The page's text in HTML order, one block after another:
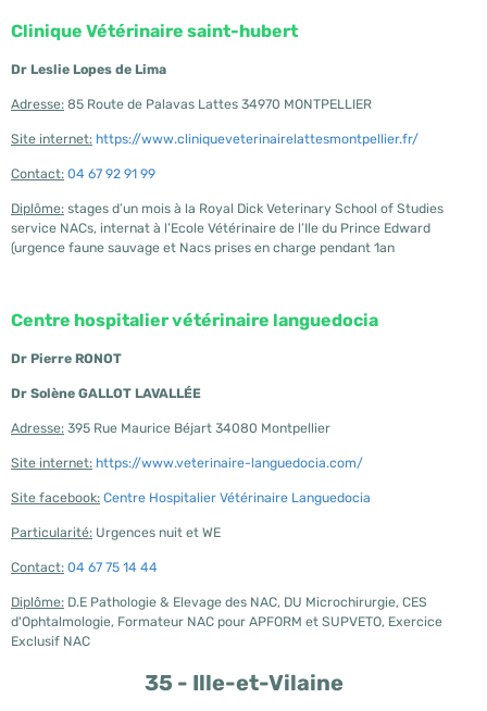
Clinique Vétérinaire saint-hubert
Dr Leslie Lopes de Lima
Adresse: 85 Route de Palavas Lattes 34970 MONTPELLIER
Site internet: https://www.cliniqueveterinairelattesmontpellier.fr/
Contact: 04 67 92 91 99
Diplôme: stages d’un mois à la Royal Dick Veterinary School of Studies
service NACs, internat à l’Ecole Vétérinaire de l’Ile du Prince Edward
(urgence faune sauvage et Nacs prises en charge pendant 1an
Centre hospitalier vétérinaire languedocia
Dr Pierre RONOT
Dr Solène GALLOT LAVALLÉE
Adresse: 395 Rue Maurice Béjart 34080 Montpellier
Site internet: https://www.veterinaire-languedocia.com/
Site facebook: Centre Hospitalier Vétérinaire Languedocia
Particularité: Urgences nuit et WE
Contact: 04 67 75 14 44
Diplôme: D.E Pathologie & Elevage des NAC, DU Microchirurgie, CES
d'Ophtalmologie, Formateur NAC pour APFORM et SUPVETO, Exercice
Exclusif NAC
35 - Ille-et-Vilaine